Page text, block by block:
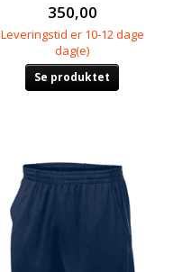
350,00
Leveringstid er 10-12 dage
dag(e)
Se produktet